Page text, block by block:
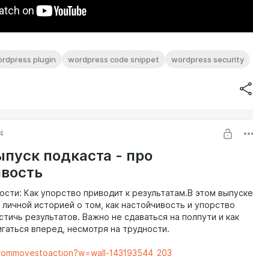
plugin wordpress code snippet wordpress security
подкаста - про
Как упорство приводит к результатам.В этом выпуске
историей о том, как настойчивость и упорство
результатов. Важно не сдаваться на полпути и как
вперед, несмотря на трудности.
143193544_203